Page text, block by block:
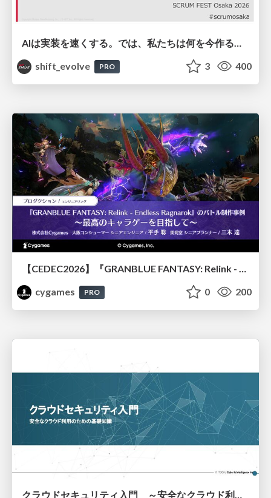
shift_evolve
PRO 3 400
【CEDEC2026】『GRANBLUE FANTASY: Relink - Endless Ragnarok』のバトル制作事例 ～最高のキャラゲーを目指して～
cygames
PRO 0 200